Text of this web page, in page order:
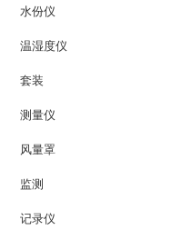
水份仪
温湿度仪
套装
测量仪
风量罩
监测
记录仪